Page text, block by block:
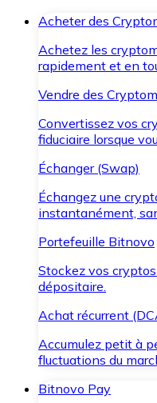
Acheter des
Achetez les
rapidement et en
Vendre des
Convertissez vos
fiduciaire lorsque
Échanger (Swap)
Échangez une
instantanément,
Portefeuille Bitnovo
Stockez vos
dépositaire.
Achat récurrent
Accumulez petit à
fluctuations du
Bitnovo Pay